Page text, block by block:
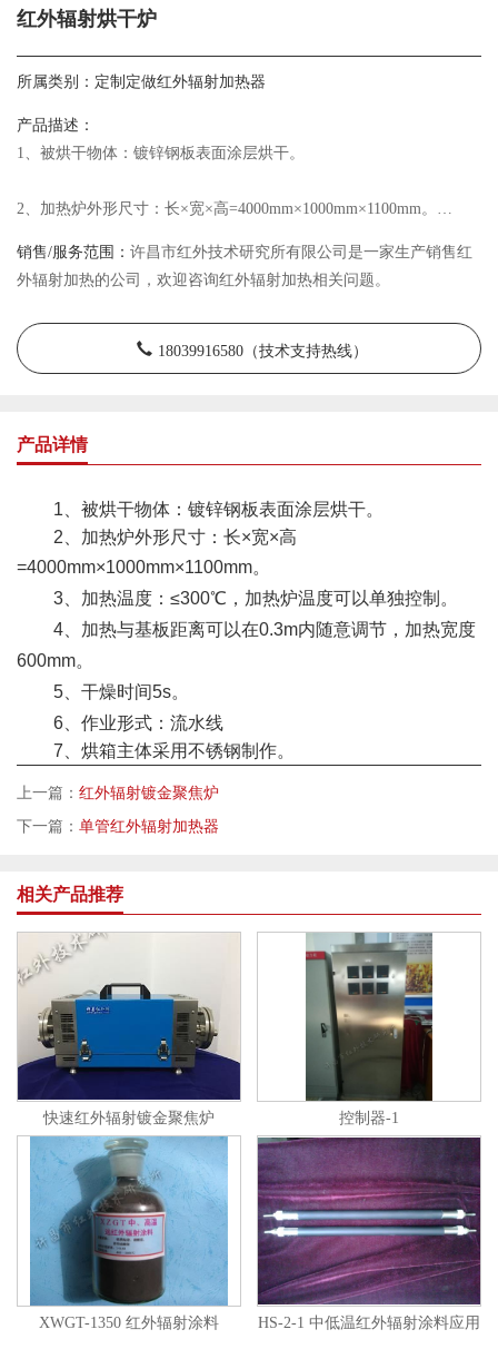
红外辐射烘干炉
所属类别： 定制定做红外辐射加热器
产品描述：
1、被烘干物体：镀锌钢板表面涂层烘干。
2、加热炉外形尺寸：长×宽×高=4000mm×1000mm×1100mm。
3、加热温度：≤300℃，加热炉温度可以单独控制。
销售/服务范围： 许昌市红外技术研究所有限公司是一家生产销售红
外辐射加热的公司，欢迎咨询红外辐射加热相关问题。
18039916580（技术支持热线）
产品详情
1、被烘干物体：镀锌钢板表面涂层烘干。
2、加热炉外形尺寸：长×宽×高
=4000mm×1000mm×1100mm。
3、加热温度：≤300℃，加热炉温度可以单独控制。
4、 加热与基板距离可以在0.3m内随意调节 ，加热宽度
600mm。
5、干燥时间5s。
6、作业形式：流水线
7、烘箱主体采用不锈钢制作。
上一篇： 红外辐射镀金聚焦炉
下一篇： 单管红外辐射加热器
相关产品推荐
快速红外辐射镀金聚焦炉 控制器-1
XWGT-1350 红外辐射涂料 HS-2-1 中低温红外辐射涂料应用